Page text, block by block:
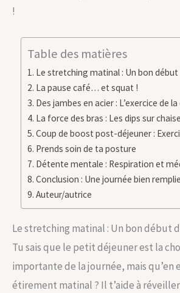
!
Table des matières
Le stretching matinal : Un bon début
La pause café… et squat !
Des jambes en acier : L’exercice de
La force des bras : Les dips sur chaise
Coup de boost post-déjeuner :
Prends soin de ta posture
Détente mentale : Respiration et
Conclusion : Une journée bien remplie
Auteur/autrice
Le stretching matinal : Un bon début
Tu sais que le petit déjeuner est la
importante de la journée, mais qu’en
étirement matinal ? Il t’aide à